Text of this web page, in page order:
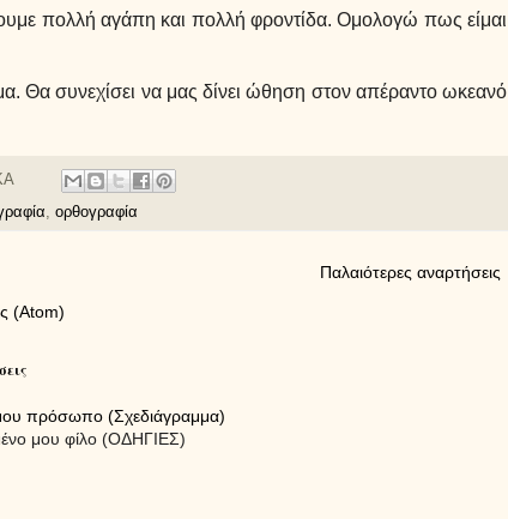
πολλή αγάπη και πολλή φροντίδα. Ομολογώ πως είμαι
Θα συνεχίσει να μας δίνει ώθηση στον απέραντο ωκεανό
, ορθογραφία
Παλαιότερες αναρτήσεις
(Atom)
πρόσωπο (Σχεδιάγραμμα)
μου φίλο (ΟΔΗΓΙΕΣ)